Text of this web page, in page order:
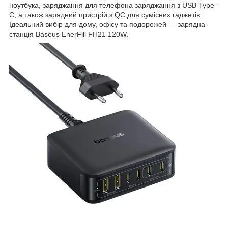
ноутбука, заряджання для телефона заряджання з USB Type-
C, а також зарядний пристрій з QC для сумісних гаджетів.
Ідеальний вибір для дому, офісу та подорожей — зарядна
станція Baseus EnerFill FH21 120W.